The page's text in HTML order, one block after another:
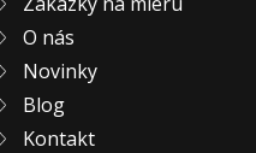
O nás
Novinky
Blog
Kontakt